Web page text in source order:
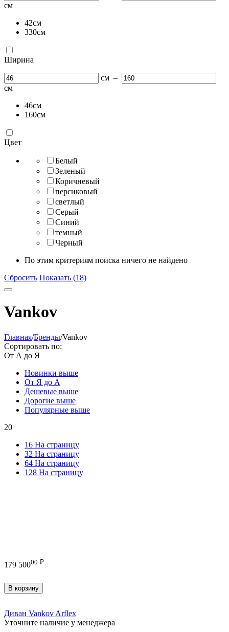
см
42см
330см
Ширина
см –
см
46см
160см
Цвет
Белый
Зеленый
Коричневый
персиковый
светлый
Серый
Синий
темный
Черный
По этим критериям поиска ничего не найдено
Сбросить Показать (18)
Vankov
Главная/Бренды/Vankov
Сортировать по:
От А до Я
Новинки выше
От Я до А
Дешевые выше
Дорогие выше
Популярные выше
20
16 На страницу
32 На страницу
64 На страницу
128 На страницу
179 50000 ₽
В корзину
Диван Vankov Arflex
Уточните наличие у менеджера